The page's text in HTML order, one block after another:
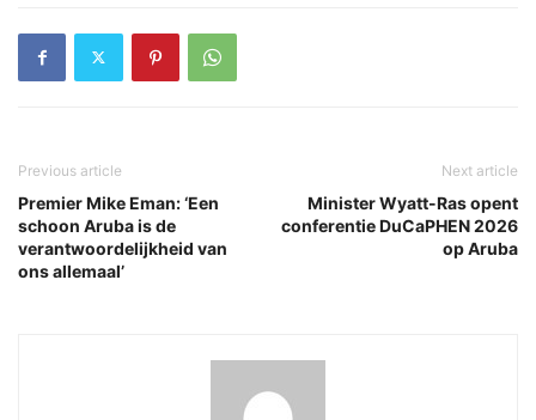
Previous article
Premier Mike Eman: ‘Een
schoon Aruba is de
verantwoordelijkheid van
ons allemaal’
Next article
Minister Wyatt-Ras opent
conferentie DuCaPHEN 2026
op Aruba